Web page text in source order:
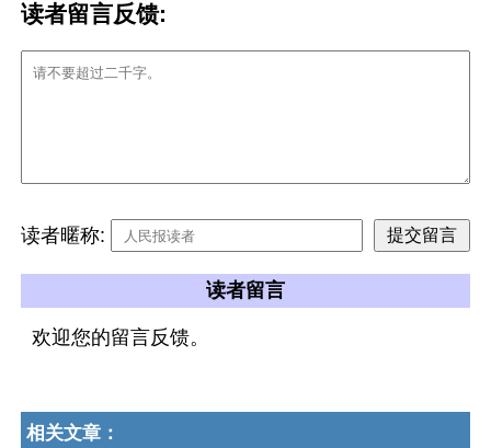
读者留言反馈:
读者暱称:
读者留言
欢迎您的留言反馈。
相关文章：